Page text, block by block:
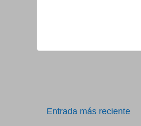
Entrada más reciente